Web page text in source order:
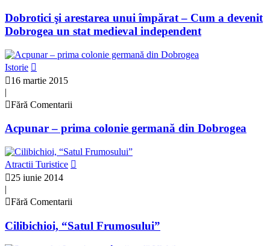
Dobrotici şi arestarea unui împărat – Cum a devenit
Dobrogea un stat medieval independent
Istorie
16 martie 2015
|
Fără Comentarii
Acpunar – prima colonie germană din Dobrogea
Atractii Turistice
25 iunie 2014
|
Fără Comentarii
Cilibichioi, “Satul Frumosului”